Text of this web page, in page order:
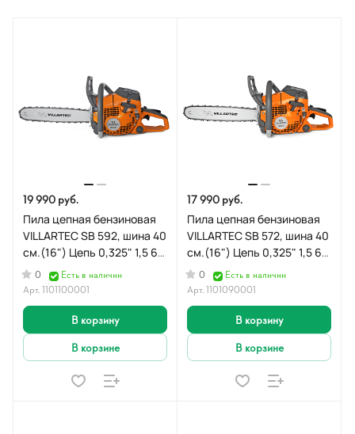
19 990 руб.
Пила цепная бензиновая
VILLARTEC SB 592, шина 40
см.(16") Цепь 0,325" 1,5 66
зв 0
Есть в наличии
Арт.1101100001
В корзину
В корзине
17 990 руб.
Пила цепная бензиновая
VILLARTEC SB 572, шина 40
см.(16") Цепь 0,325" 1,5 66
зв1101090001
0
Есть в наличии
Арт.1101090001
В корзину
В корзине